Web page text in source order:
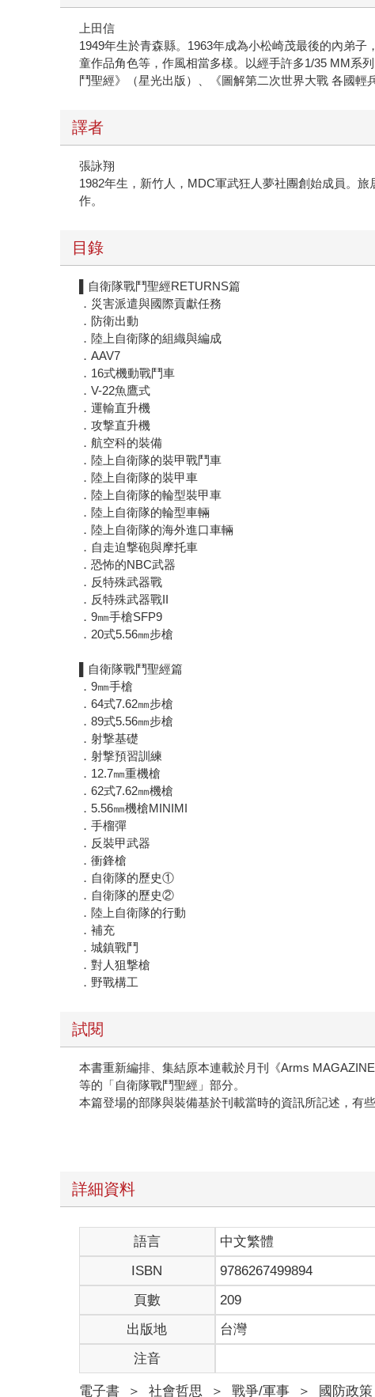
上田信
1949年生於青森縣。1963年成為小松崎茂最後的內弟
童作品角色等，作風相當多樣。以經手許多1/35 MM系
鬥聖經》（星光出版）、《圖解第二次世界大戰 各國輕
譯者
張詠翔
1982年生，新竹人，MDC軍武狂人夢社團創始成員。
作。
目錄
▌自衛隊戰鬥聖經RETURNS篇
．災害派遣與國際貢獻任務
．防衛出動
．陸上自衛隊的組織與編成
．AAV7
．16式機動戰鬥車
．V-22魚鷹式
．運輸直升機
．攻撃直升機
．航空科的裝備
．陸上自衛隊的裝甲戰鬥車
．陸上自衛隊的裝甲車
．陸上自衛隊的輪型裝甲車
．陸上自衛隊的輪型車輛
．陸上自衛隊的海外進口車輛
．自走迫撃砲與摩托車
．恐怖的NBC武器
．反特殊武器戰
．反特殊武器戰II
．9㎜手槍SFP9
．20式5.56㎜步槍
▌自衛隊戰鬥聖經篇
．9㎜手槍
．64式7.62㎜步槍
．89式5.56㎜步槍
．射撃基礎
．射撃預習訓練
．12.7㎜重機槍
．62式7.62㎜機槍
．5.56㎜機槍MINIMI
．手榴彈
．反裝甲武器
．衝鋒槍
．自衛隊的歷史①
．自衛隊的歷史②
．陸上自衛隊的行動
．補充
．城鎮戰鬥
．對人狙撃槍
．野戰構工
試閱
本書重新編排、集結原本連載於月刊《Arms
等的「自衛隊戰鬥聖經」部分。
本篇登場的部隊與裝備基於刊載當時的資訊所記述，有
詳細資料
語言 中文繁體
ISBN
9786267499894
頁數
209
出版地
台灣
注音
電子書 ＞ 社會哲思 ＞ 戰爭/軍事 ＞ 國防政策